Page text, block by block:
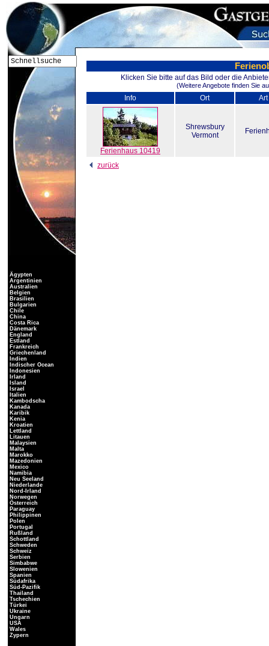
Klicken Sie bitte auf das Bild oder die
(Weitere Angebote finden Sie
Info Ort Art
Ferienhaus 10419
Shrewsbury
Vermont
zurück
Ägypten
Argentinien
Australien
Belgien
Brasilien
Bulgarien
Chile
China
Costa Rica
Dänemark
England
Estland
Frankreich
Griechenland
Indien
Indischer Ocean
Indonesien
Irland
Island
Israel
Italien
Kambodscha
Kanada
Karibik
Kenia
Kroatien
Lettland
Litauen
Malaysien
Malta
Marokko
Mazedonien
Mexico
Namibia
Neu Seeland
Niederlande
Nord-Irland
Norwegen
Österreich
Paraguay
Philippinen
Polen
Portugal
Rußland
Schottland
Schweden
Schweiz
Serbien
Simbabwe
Slowenien
Spanien
Südafrika
Süd-Pazifik
Thailand
Tschechien
Türkei
Ukraine
Ungarn
USA
Wales
Zypern